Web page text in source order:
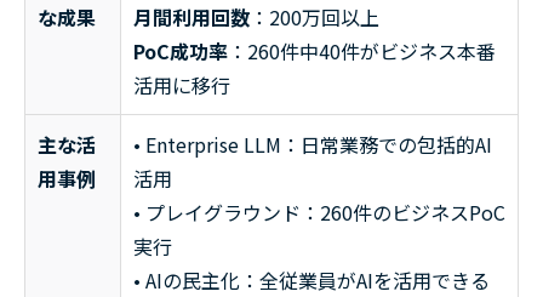
な成果
月間利用回数 ：200万回以上
PoC成功率 ：260件中40件がビジネス本番
活用に移行
主な活
用事例
• Enterprise LLM：日常業務での包括的AI
活用
• プレイグラウンド：260件のビジネスPoC
実行
• AIの民主化：全従業員がAIを活用できる